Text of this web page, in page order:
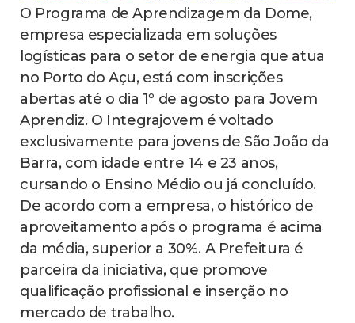
O Programa de Aprendizagem da Dome,
empresa especializada em soluções
logísticas para o setor de energia que atua
no Porto do Açu, está com inscrições
abertas até o dia 1º de agosto para Jovem
Aprendiz. O Integrajovem é voltado
exclusivamente para jovens de São João da
Barra, com idade entre 14 e 23 anos,
cursando o Ensino Médio ou já concluído.
De acordo com a empresa, o histórico de
aproveitamento após o programa é acima
da média, superior a 30%. A Prefeitura é
parceira da iniciativa, que promove
qualificação profissional e inserção no
mercado de trabalho.